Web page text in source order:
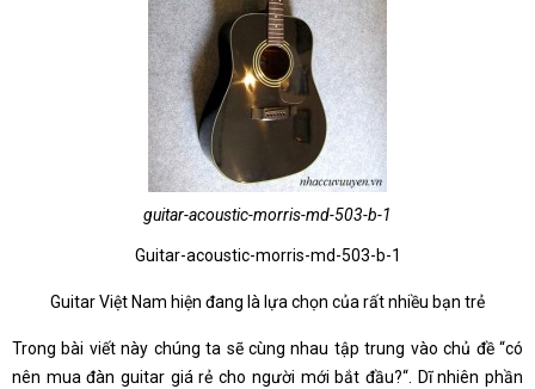
guitar-acoustic-morris-md-503-b-1
Guitar-acoustic-morris-md-503-b-1
Guitar Việt Nam hiện đang là lựa chọn của rất nhiều bạn trẻ
Trong bài viết này chúng ta sẽ cùng nhau tập trung vào chủ đề “có
nên mua đàn guitar giá rẻ cho người mới bắt đầu?“. Dĩ nhiên phần